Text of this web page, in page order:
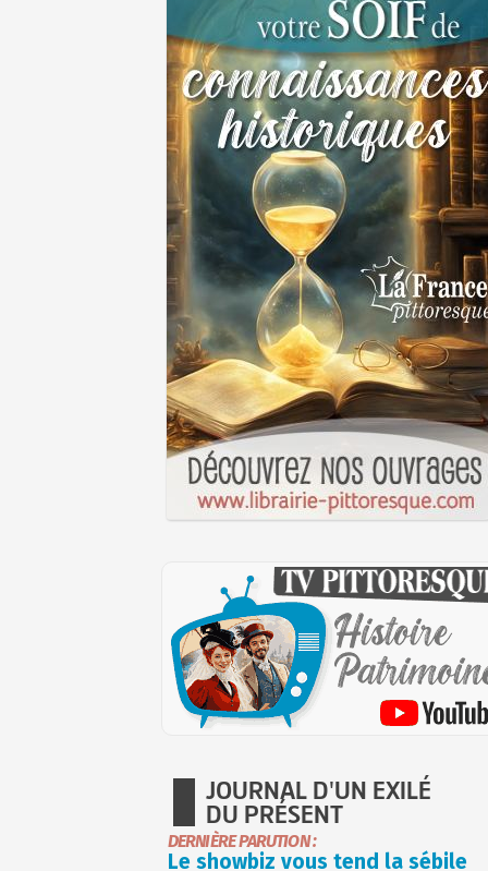
JOURNAL D'UN EXILÉ
DU PRÉSENT
DERNIÈRE PARUTION :
Le showbiz vous tend la sébile